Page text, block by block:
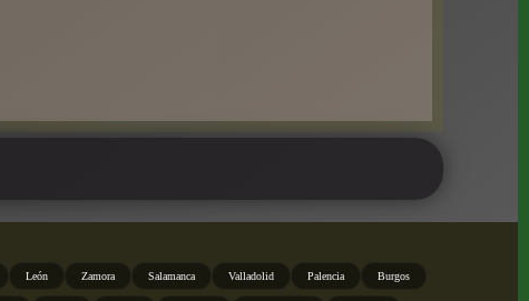
León Zamora Salamanca Valladolid Palencia Burgos